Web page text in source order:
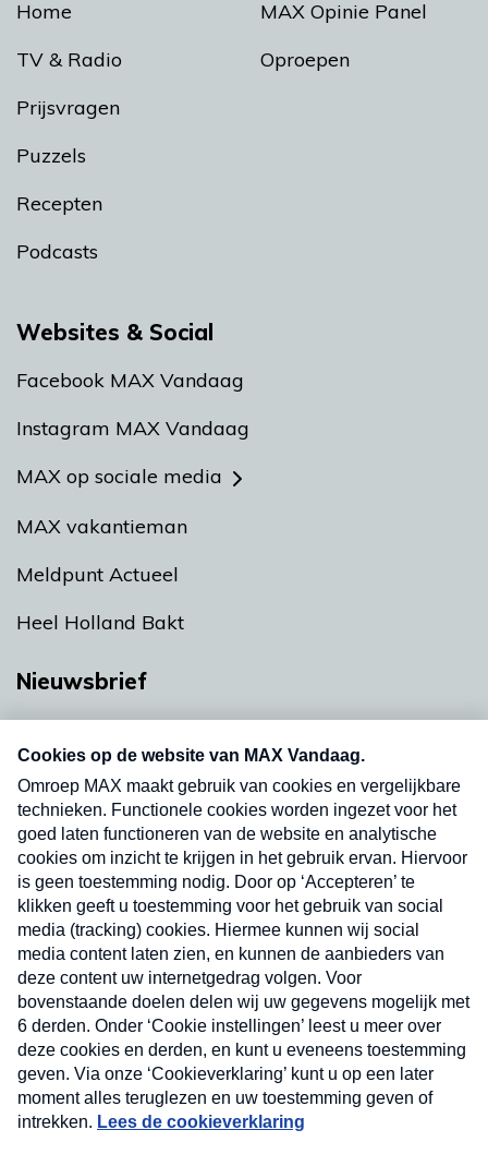
Home
TV & Radio
Prijsvragen
Puzzels
Recepten
Podcasts
MAX Opinie Panel
Oproepen
Websites & Social
Facebook MAX Vandaag
Instagram MAX Vandaag
MAX op sociale media
MAX vakantieman
Meldpunt Actueel
Heel Holland Bakt
Nieuwsbrief
nieuwsbrief. Elke vrijdag- en dinsdagochtend in
uw mailbox.
Verzend
Nieuwsbrief
Neem hier een gratis abonnement op onze
nieuwsbrief. Elke vrijdag- en dinsdagochtend in uw